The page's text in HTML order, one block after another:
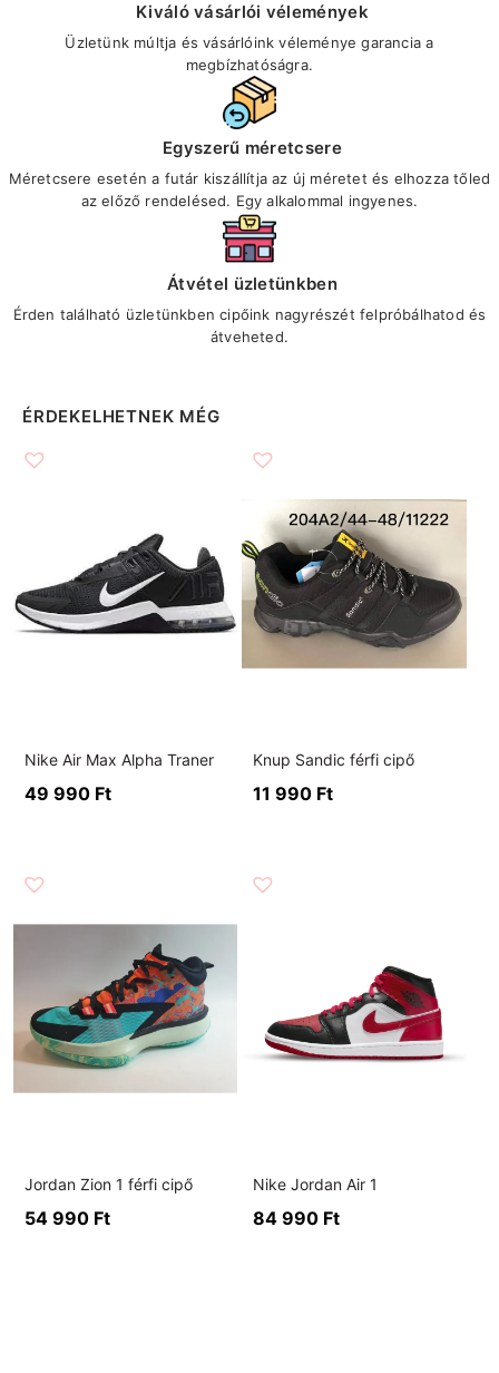
Kiváló vásárlói vélemények
Üzletünk múltja és vásárlóink véleménye garancia a
megbízhatóságra.
Egyszerű méretcsere
Méretcsere esetén a futár kiszállítja az új méretet és elhozza tőled
az előző rendelésed. Egy alkalommal ingyenes.
Átvétel üzletünkben
Érden található üzletünkben cipőink nagyrészét felpróbálhatod és
átveheted.
ÉRDEKELHETNEK MÉG
Nike Air Max Alpha Traner
49 990 Ft
Knup Sandic férfi cipő
11 990 Ft
Jordan Zion 1 férfi cipő
54 990 Ft
Nike Jordan Air 1
84 990 Ft